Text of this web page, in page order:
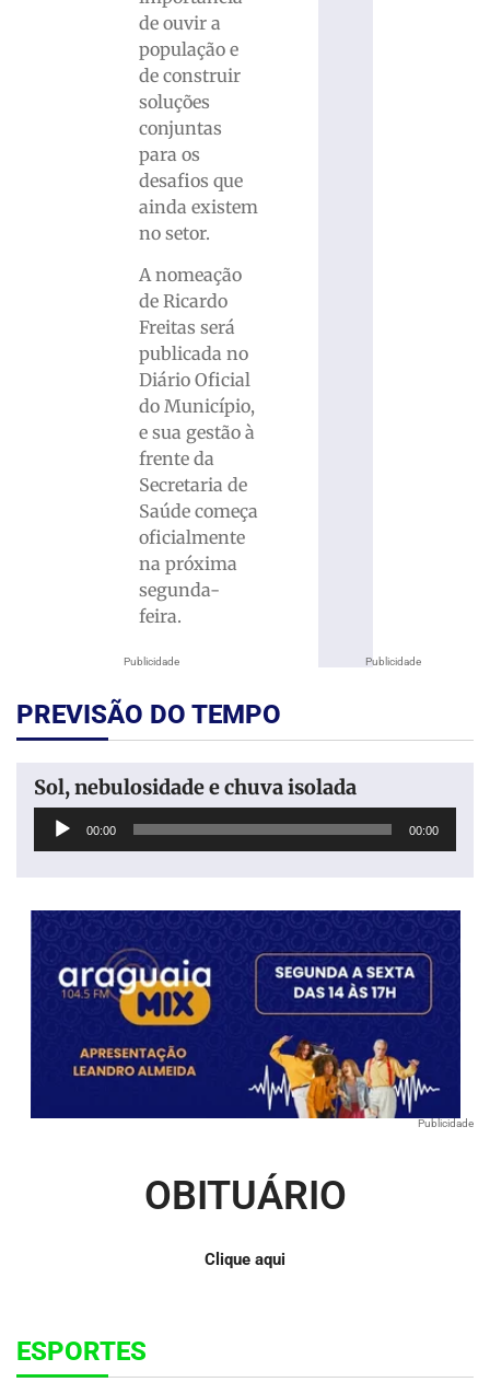
Publicidade
de ouvir a
população e
de construir
soluções
conjuntas
para os
desafios que
ainda existem
no setor.
A nomeação
de Ricardo
Freitas será
publicada no
Diário Oficial
do Município,
e sua gestão à
frente da
Secretaria de
Saúde começa
oficialmente
na próxima
segunda-
feira.
Publicidade
PREVISÃO DO TEMPO
Sol, nebulosidade e chuva isolada
Tocador
00:00 00:00
Publicidade
OBITUÁRIO
Clique aqui
ESPORTES